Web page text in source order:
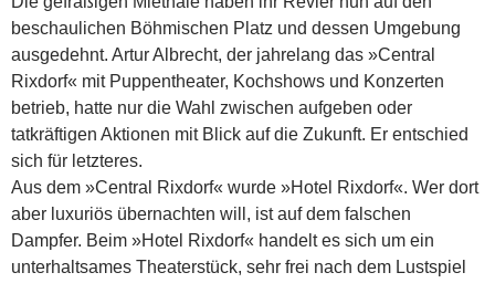
beschaulichen Böhmischen Platz und dessen Umgebung
ausgedehnt. Artur Albrecht, der jahrelang das »Central
Rixdorf« mit Puppentheater, Kochshows und Konzerten
betrieb, hatte nur die Wahl zwischen aufgeben oder
tatkräftigen Aktionen mit Blick auf die Zukunft. Er entschied
sich für letzteres.
Aus dem »Central Rixdorf« wurde »Hotel Rixdorf«. Wer dort
aber luxuriös übernachten will, ist auf dem falschen
Dampfer. Beim »Hotel Rixdorf« handelt es sich um ein
unterhaltsames Theaterstück, sehr frei nach dem Lustspiel